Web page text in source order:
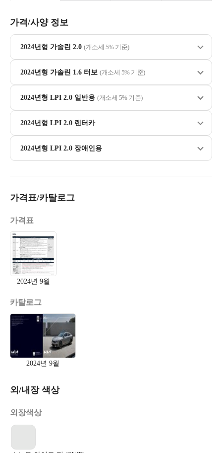
가격/사양 정보
2024년형 가솔린 2.0 (개소세 5% 기준)
2024년형 가솔린 1.6 터보 (개소세 5% 기준)
2024년형 LPI 2.0 일반용 (개소세 5% 기준)
2024년형 LPI 2.0 렌터카
2024년형 LPI 2.0 장애인용
가격표/카탈로그
가격표
2024년 9월
카탈로그
2024년 9월
외/내장 색상
외장색상